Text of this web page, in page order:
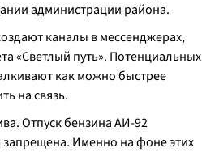
администрации района.
каналы в мессенджерах,
«Светлый путь». Потенциальных
как можно быстрее
на связь.
Отпуск бензина АИ-92
Именно на фоне этих